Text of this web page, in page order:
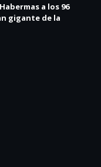
a los 96
gigante de la